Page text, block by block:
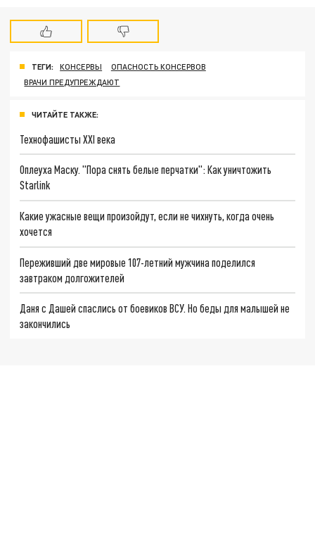
ТЕГИ: КОНСЕРВЫ
ОПАСНОСТЬ КОНСЕРВОВ
ВРАЧИ ПРЕДУПРЕЖДАЮТ
ЧИТАЙТЕ ТАКЖЕ:
Технофашисты XXI века
Оплеуха Маску. "Пора снять белые перчатки": Как уничтожить
Starlink
Какие ужасные вещи произойдут, если не чихнуть, когда очень
хочется
Переживший две мировые 107-летний мужчина поделился
завтраком долгожителей
Даня с Дашей спаслись от боевиков ВСУ. Но беды для малышей не
закончились